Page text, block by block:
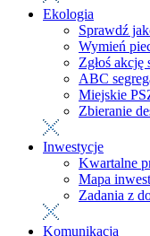
Ekologia
Sprawdź
Wymień
Zgłoś akcję
ABC
Miejskie
Zbieranie
Inwestycje
Kwartalne
Mapa
Zadania z
Komunikacja